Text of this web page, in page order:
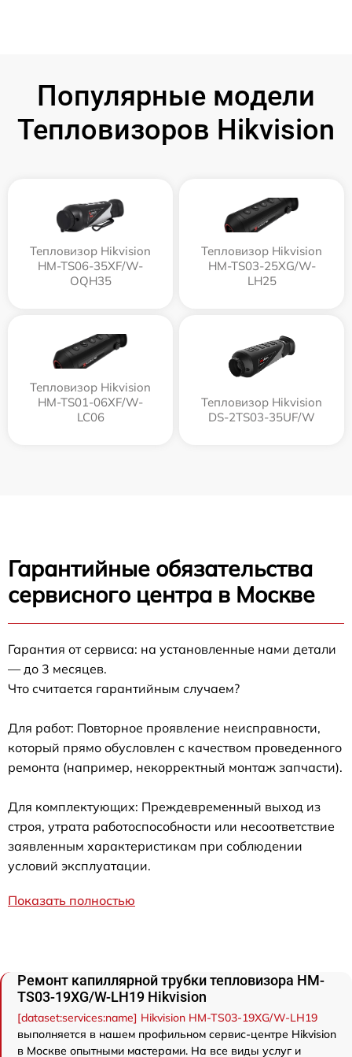
Популярные модели
Тепловизоров Hikvision
Тепловизор Hikvision
HM-TS06-35XF/W-
OQH35
Тепловизор Hikvision
HM-TS03-25XG/W-
LH25
Тепловизор Hikvision
HM-TS01-06XF/W-
LC06
Тепловизор Hikvision
DS-2TS03-35UF/W
Гарантийные обязательства
сервисного центра в Москве
Гарантия от сервиса: на установленные нами детали
— до 3 месяцев.
Что считается гарантийным случаем?
Для работ: Повторное проявление неисправности,
который прямо обусловлен с качеством проведенного
ремонта (например, некорректный монтаж запчасти).
Для комплектующих: Преждевременный выход из
строя, утрата работоспособности или несоответствие
заявленным характеристикам при соблюдении
условий эксплуатации.
Показать полностью
Ремонт капиллярной трубки тепловизора HM-
TS03-19XG/W-LH19 Hikvision
[dataset:services:name] Hikvision HM-TS03-19XG/W-LH19
выполняется в нашем профильном сервис-центре Hikvision
в Москве опытными мастерами. На все виды услуг и